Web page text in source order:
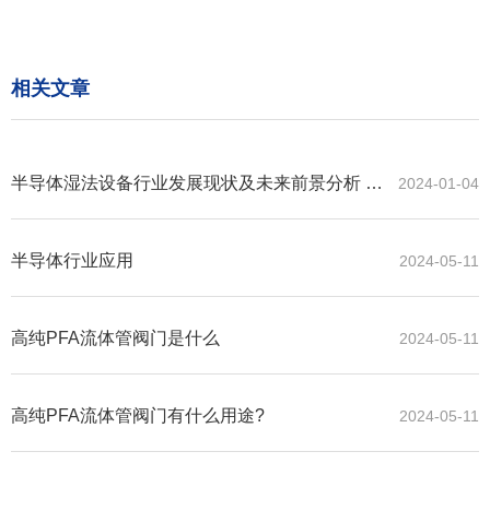
相关文章
2024-01-04
半导体湿法设备行业发展现状及未来前景分析 湿
法设备国内率先实现国产化
2024-05-11
半导体行业应用
2024-05-11
高纯PFA流体管阀门是什么
2024-05-11
高纯PFA流体管阀门有什么用途?